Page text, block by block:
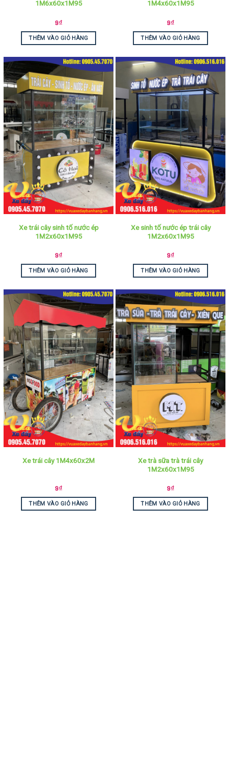
1M6x60x1M95
9₫
THÊM VÀO GIỎ HÀNG
1M4x60x1M95
9₫
THÊM VÀO GIỎ HÀNG
Xe trái cây sinh tố nước ép
1M2x60x1M95
9₫
THÊM VÀO GIỎ HÀNG
Xe sinh tố nước ép trái cây
1M2x60x1M95
9₫
THÊM VÀO GIỎ HÀNG
Xe trái cây 1M4x60x2M
9₫
THÊM VÀO GIỎ HÀNG
Xe trà sữa trà trái cây
1M2x60x1M95
9₫
THÊM VÀO GIỎ HÀNG